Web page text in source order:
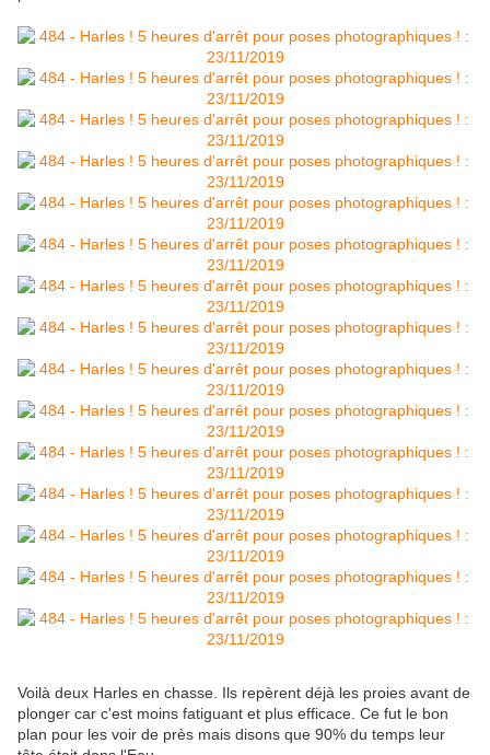
Voilà deux Harles en chasse. Ils repèrent déjà les proies avant de
plonger car c'est moins fatiguant et plus efficace. Ce fut le bon
plan pour les voir de près mais disons que 90% du temps leur